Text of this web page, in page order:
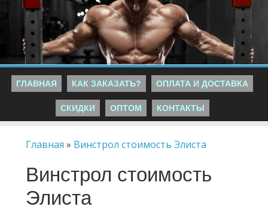
ГЛАВНАЯ КАК ЗАКАЗАТЬ? ОПЛАТА И ДОСТАВКА
СКИДКИ ОПТОМ КОНТАКТЫ
Главная » Винстрол стоимость Элиста
Винстрол стоимость
Элиста